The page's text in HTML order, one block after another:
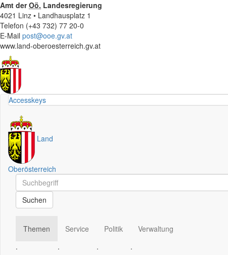
Amt derOö. Landesregierung
4021 Linz • Landhausplatz 1
Telefon (+43 732) 77 20-0
E-Mail post@ooe.gv.at
www.land-oberoesterreich.gv.at
Accesskeys
Land
Oberösterreich
Schnellsuche
Schnellsuche
Suchen
Themen
.
Service
.
Politik
.
Verwaltung
.